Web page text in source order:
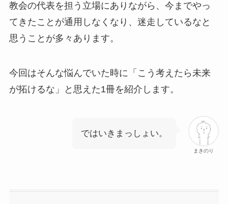
教会の代表を担う立場にありながら、今までやっ
てきたことが通用しなくなり、迷走しているなと
思うことが多々あります。
今回はそんな悩んでいた時に「こう考えたら未来
が拓けるな」と思えた1冊を紹介します。
まきのり
ではいきまっしょい。